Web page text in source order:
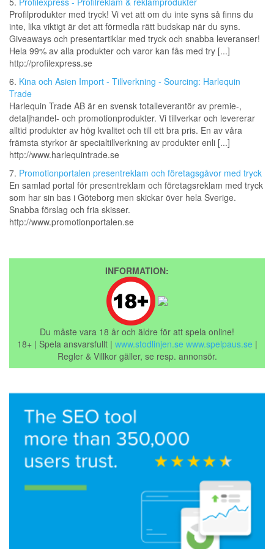
Profilprodukter med tryck! Vi vet att om du inte syns så finns du
inte, lika viktigt är det att förmedla rätt budskap när du syns.
Giveaways och presentartiklar med tryck och snabba leveranser!
Hela 99% av alla produkter och varor kan fås med try [...]
http://profilexpress.se
6. Kina och Asien Import - Tillverkning - Sourcing: Harlequin
Trade
Harlequin Trade AB är en svensk totalleverantör av premie-,
detaljhandel- och promotionprodukter. Vi tillverkar och levererar
alltid produkter av hög kvalitet och till ett bra pris. En av våra
främsta styrkor är specialtillverkning av produkter enli [...]
http://www.harlequintrade.se
7. Promotionportalen presentreklam och företagsgåvor med tryck
En samlad portal för presentreklam och företagsreklam med tryck
som har sin bas i Göteborg men skickar över hela Sverige.
Snabba förslag och fria skisser.
http://www.promotionportalen.se
INFORMATION:
Du måste vara 18 år och äldre för att spela online!
18+ | Spela ansvarsfullt | www.stodlinjen.se www.spelpaus.se |
Regler & Villkor gäller, se resp. annonsör.